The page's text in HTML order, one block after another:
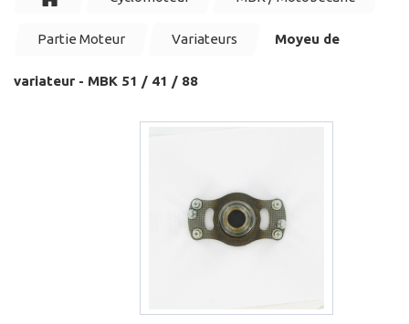
Partie Moteur Variateurs Moyeu de
variateur - MBK 51 / 41 / 88